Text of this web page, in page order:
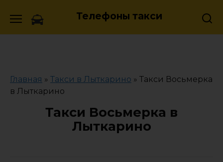
Телефоны такси
Главная » Такси в Лыткарино » Такси Восьмерка
в Лыткарино
Такси Восьмерка в
Лыткарино